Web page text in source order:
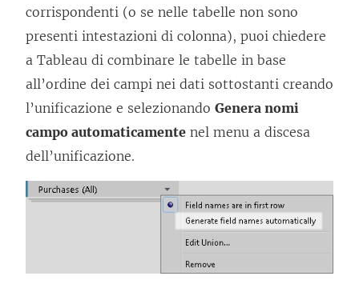
corrispondenti (o se nelle tabelle non sono
presenti intestazioni di colonna), puoi chiedere
a Tableau di combinare le tabelle in base
all’ordine dei campi nei dati sottostanti creando
l’unificazione e selezionando Genera nomi
campo automaticamente nel menu a discesa
dell’unificazione.